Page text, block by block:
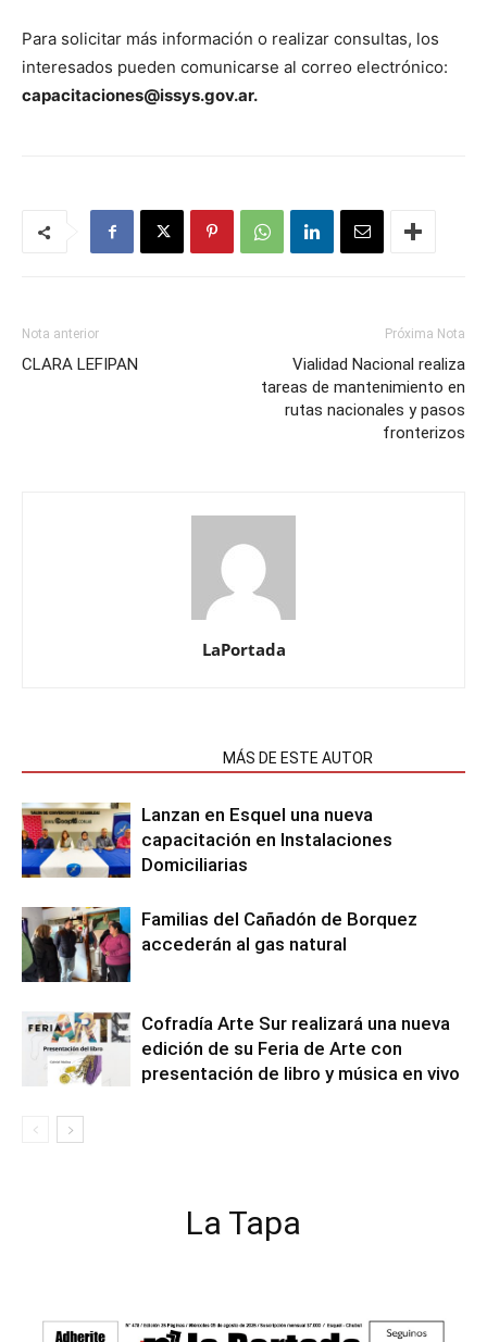
Para solicitar más información o realizar consultas, los
interesados pueden comunicarse al correo electrónico:
capacitaciones@issys.gov.ar.
Nota anterior
CLARA LEFIPAN
Próxima Nota
Vialidad Nacional realiza
tareas de mantenimiento en
rutas nacionales y pasos
fronterizos
LaPortada
MÁS DE ESTE AUTOR
Lanzan en Esquel una nueva
capacitación en Instalaciones
Domiciliarias
Familias del Cañadón de Borquez
accederán al gas natural
Cofradía Arte Sur realizará una nueva
edición de su Feria de Arte con
presentación de libro y música en vivo
La Tapa